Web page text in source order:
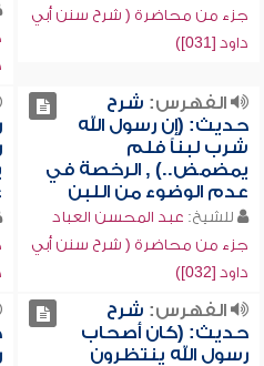
جزء من محاضرة ( شرح سنن أبي
داود [031])
الفهرس: شرح
حديث: (إن رسول الله
شرب لبناً فلم
يمضمض..) , الرخصة في
عدم الوضوء من اللبن
للشيخ: عبد المحسن العباد
جزء من محاضرة ( شرح سنن أبي
داود [032])
الفهرس: شرح
حديث: (كان أصحاب
رسول الله ينتظرون